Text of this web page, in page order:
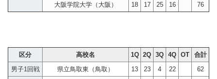
大阪学院大学（大阪）
18 17 25 16 76
区分 高校名 1Q 2Q 3Q 4Q OT
合計
男子1回戦
県立鳥取東（鳥取） 13 23 4 22
62